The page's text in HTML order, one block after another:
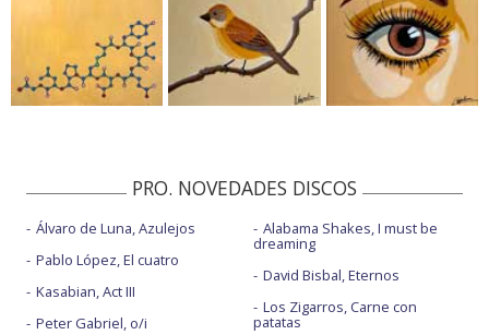
PRO. NOVEDADES DISCOS
Álvaro de Luna, Azulejos
Pablo López, El cuatro
Kasabian, Act III
Peter Gabriel, o/i
Alabama Shakes, I must be
dreaming
David Bisbal, Eternos
Los Zigarros, Carne con
patatas